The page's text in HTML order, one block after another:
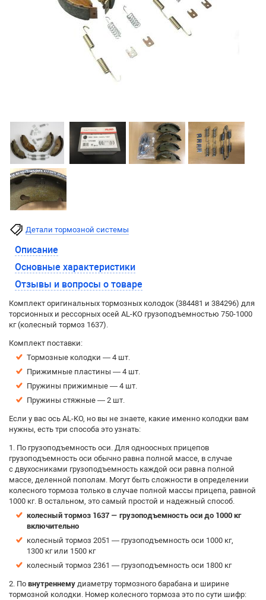
Детали тормозной системы
Описание
Основные характеристики
Отзывы и вопросы о товаре
Комплект оригинальных тормозных колодок (384481 и 384296) для
торсионных и рессорных осей AL-KO грузоподъемностью 750-1000
кг (колесный тормоз 1637).
Комплект поставки:
Тормозные колодки — 4 шт.
Прижимные пластины — 4 шт.
Пружины прижимные — 4 шт.
Пружины стяжные — 2 шт.
Если у вас ось AL-KO, но вы не знаете, какие именно колодки вам
нужны, есть три способа это узнать:
1. По грузоподъемность оси. Для одноосных прицепов
грузоподъемность оси обычно равна полной массе, в случае
с двухосниками грузоподъемность каждой оси равна полной
массе, деленной пополам. Могут быть сложности в определении
колесного тормоза только в случае полной массы прицепа, равной
1000 кг. В остальном, это самый простой и надежный способ.
колесный тормоз 1637 — грузоподъемность оси до 1000 кг
включительно
колесный тормоз 2051 — грузоподъемность оси 1000 кг,
1300 кг или 1500 кг
колесный тормоз 2361 — грузоподъемность оси 1800 кг
2. По внутреннему диаметру тормозного барабана и ширине
тормозной колодки. Номер колесного тормоза это по сути шифр: